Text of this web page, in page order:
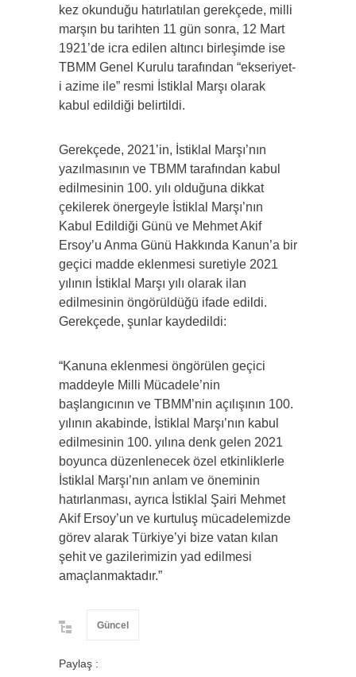
kez okunduğu hatırlatılan gerekçede, milli
marşın bu tarihten 11 gün sonra, 12 Mart
1921’de icra edilen altıncı birleşimde ise
TBMM Genel Kurulu tarafından “ekseriyet-
i azime ile” resmi İstiklal Marşı olarak
kabul edildiği belirtildi.
Gerekçede, 2021’in, İstiklal Marşı’nın
yazılmasının ve TBMM tarafından kabul
edilmesinin 100. yılı olduğuna dikkat
çekilerek önergeyle İstiklal Marşı’nın
Kabul Edildiği Günü ve Mehmet Akif
Ersoy’u Anma Günü Hakkında Kanun’a bir
geçici madde eklenmesi suretiyle 2021
yılının İstiklal Marşı yılı olarak ilan
edilmesinin öngörüldüğü ifade edildi.
Gerekçede, şunlar kaydedildi:
“Kanuna eklenmesi öngörülen geçici
maddeyle Milli Mücadele’nin
başlangıcının ve TBMM’nin açılışının 100.
yılının akabinde, İstiklal Marşı’nın kabul
edilmesinin 100. yılına denk gelen 2021
boyunca düzenlenecek özel etkinliklerle
İstiklal Marşı’nın anlam ve öneminin
hatırlanması, ayrıca İstiklal Şairi Mehmet
Akif Ersoy’un ve kurtuluş mücadelemizde
görev alarak Türkiye’yi bize vatan kılan
şehit ve gazilerimizin yad edilmesi
amaçlanmaktadır.”
Güncel
Paylaş :